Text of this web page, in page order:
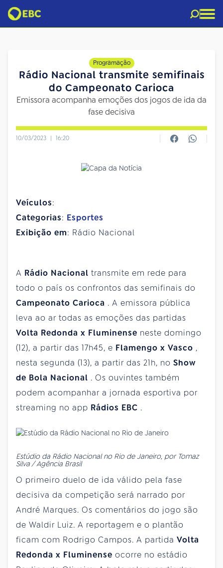
Programação
Rádio Nacional transmite semifinais
do Campeonato Carioca
Emissora acompanha emoções dos jogos de ida da
fase decisiva
10/03/2023 | 16:20
Veículos:
Categorias: Esportes
Exibição em: Rádio Nacional
A Rádio Nacional transmite em rede para
todo o país os confrontos das semifinais do
Campeonato Carioca . A emissora pública
leva ao ar todas as emoções das partidas
Volta Redonda x Fluminense neste domingo
(12), a partir das 17h45, e Flamengo x Vasco ,
nesta segunda (13), a partir das 21h, no Show
de Bola Nacional . Os ouvintes também
podem acompanhar a jornada esportiva por
streaming no app Rádios EBC .
Estúdio da Rádio Nacional no Rio de Janeiro, por Tomaz
Silva / Agência Brasil
O primeiro duelo de ida válido pela fase
decisiva da competição será narrado por
André Marques. Os comentários do jogo são
de Waldir Luiz. A reportagem e o plantão
ficam com Rodrigo Campos. A partida Volta
Redonda x Fluminense ocorre no estádio